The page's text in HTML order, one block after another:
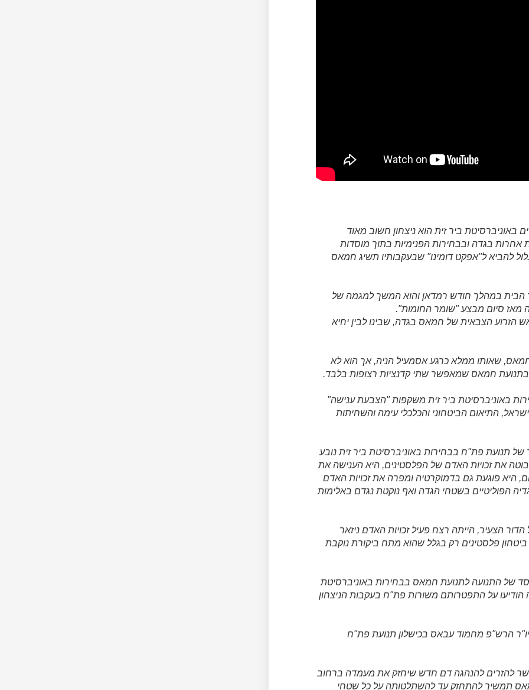
ביר זית הוא ניצחון חשוב מאוד
אחרות בגדה ובבחירות הפנימיות בתוך מוסדות
להביא ל"אפקט דומינו" שבעקבותיו תשיג חמאס
הבית במהלך חודש רמדאן והוא המשך למגמה של
מאז סיום מבצע "שומר החומות".
הזרוע הצבאית של חמאס בגדה, שבינו לבין יחיא
שאותו ממלא כרגע אסמעיל הניה, אך הוא לא
בתנועת חמאס שמאפשר שתי קדנציות רצופות בלבד.
באוניברסיטת ביר זית משקפות "הצבעת ענישה"
התיאום הביטחוני והכלכלי עימה והשחיתות
תנועת פת"ח בבחירות באוניברסיטת ביר זית נובע
את זכויות האדם של הפלסטינים, היא הענישה את
היא פוגעת גם בדמוקרטיה ומפרה את זכויות האדם
הפוליטיים בשטחי הגדה ואף נוקטת נגדם באלימות
הצעיר, הייתה רצח פעיל זכויות האדם ניזאר
בחברון שבוצע באכזריות על ידי 14 אנשי ביטחון פלסטינים רק בגלל שהוא מתח ביקורת נוקבת
של התנועה לתנועת חמאס בבחירות באוניברסיטת
הודיעו על התפטרותם משורות פת"ח בעקבות הניצחון
הרש"פ מחמוד עבאס בכישלון תנועת פת"ח
להזרים להנהגה דם חדש שיחזק את מעמדה ברחוב
תמשיך להתחזק עד להשתלטותה על כל שטחי